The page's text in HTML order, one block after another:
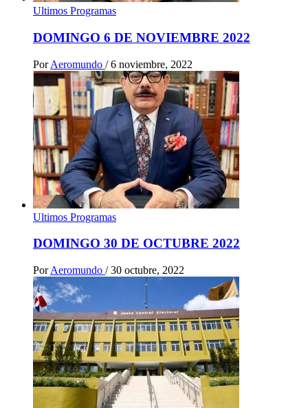
Ultimos Programas
DOMINGO 6 DE NOVIEMBRE 2022
Por Aeromundo / 6 noviembre, 2022
Ultimos Programas
DOMINGO 30 DE OCTUBRE 2022
Por Aeromundo / 30 octubre, 2022